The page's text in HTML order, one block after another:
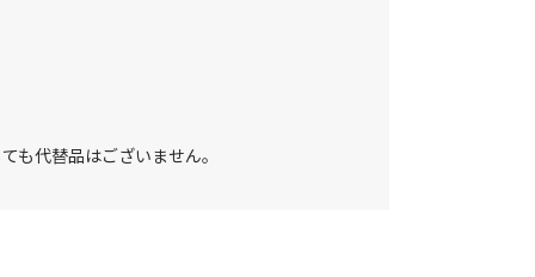
も代替品はございません。